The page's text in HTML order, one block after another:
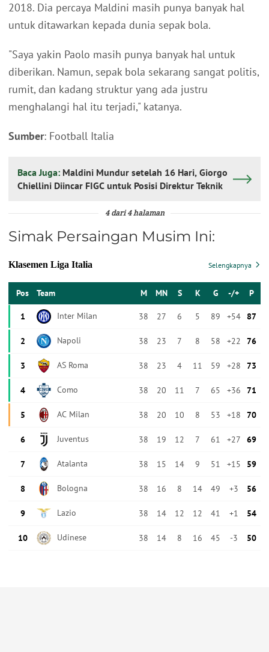
2018. Dia percaya Maldini masih punya banyak hal
untuk ditawarkan kepada dunia sepak bola.
"Saya yakin Paolo masih punya banyak hal untuk
diberikan. Namun, sepak bola sekarang sangat politis,
rumit, dan kadang struktur yang ada justru
menghalangi hal itu terjadi," katanya.
Sumber: Football Italia
Baca Juga: Maldini Mundur setelah 16 Hari, Giorgo
Chiellini Diincar FIGC untuk Posisi Direktur Teknik
4 dari 4 halaman
Simak Persaingan Musim Ini: